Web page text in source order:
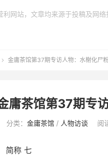
利网站，文章均来源于投稿及网
 金庸茶馆第37期专访人物：水榭化尸
庸茶馆第37期专
分类： 金庸茶馆 / 人物访谈 阅
简称 七